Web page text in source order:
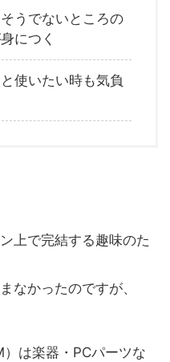
うでないところの
につく
使いたい時も気負
上で完結する趣味のた
なかったのですが、
は楽器・PCパーツな